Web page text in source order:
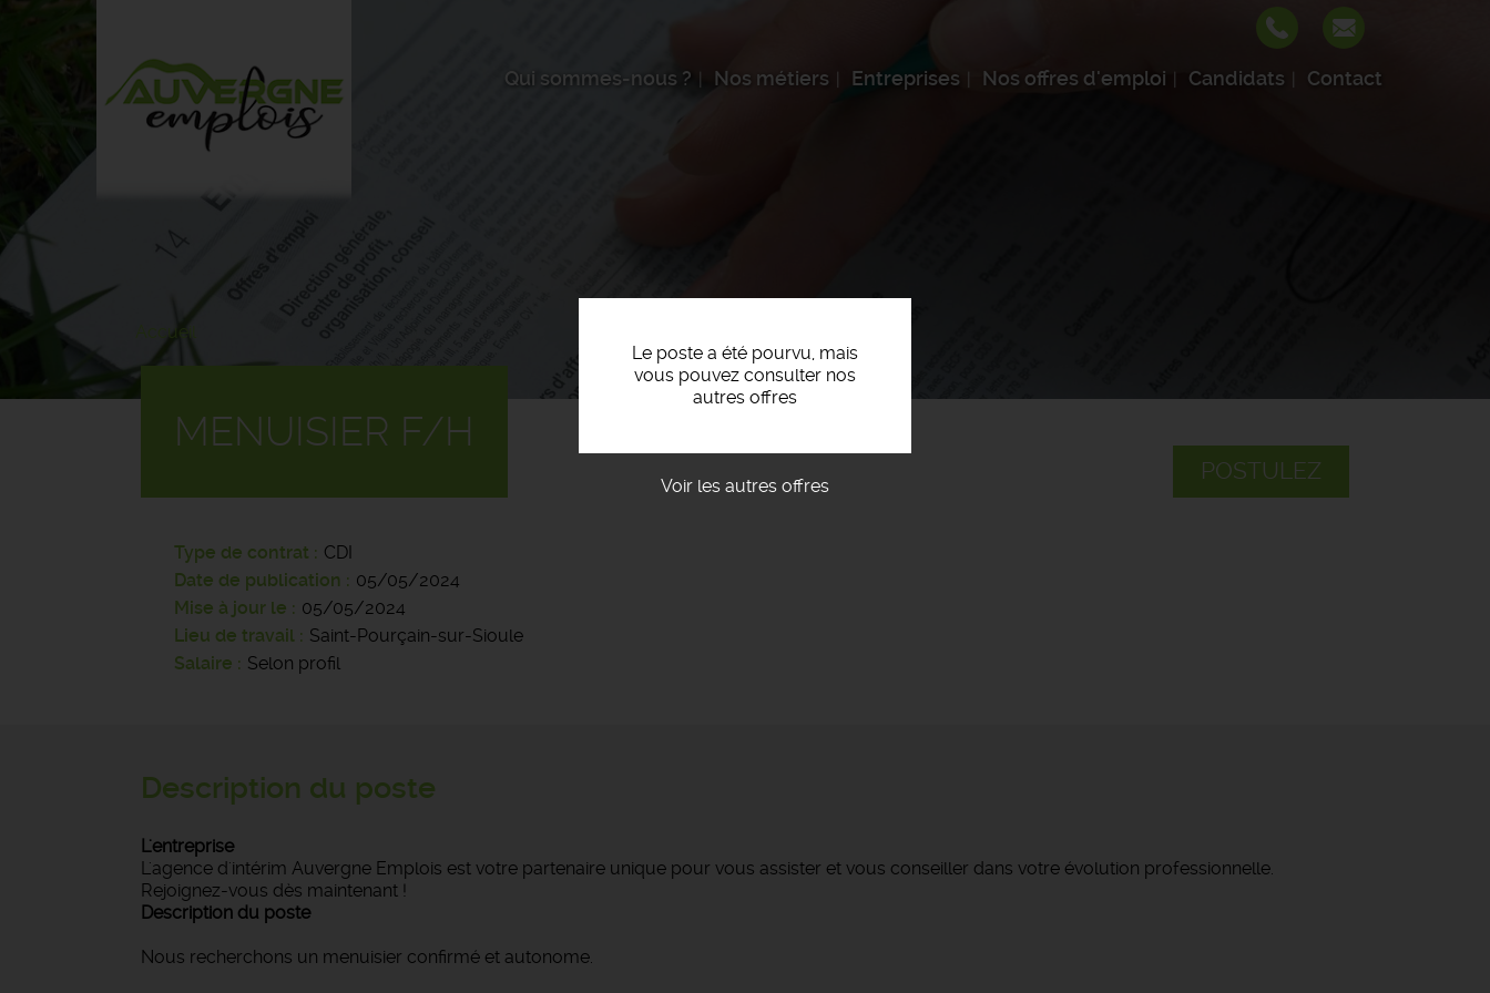
Qui sommes-nous ? Nos métiers Entreprises Nos offres d'emploi Candidats Contact
Accueil
Le poste a été pourvu, mais
vous pouvez consulter nos
autres offres
Voir les autres offres
POSTULEZ
MENUISIER F/H
Type de contrat
CDI
Date de publication
05/05/2024
Mise à jour le
05/05/2024
Lieu de travail
Saint-Pourçain-sur-Sioule
Salaire
Selon profil
Description du poste
L'entreprise
L'agence d'intérim Auvergne Emplois est votre partenaire unique pour vous assister et vous conseiller dans votre évolution professionnelle.
Rejoignez-vous dès maintenant !
Description du poste
Nous recherchons un menuisier confirmé et autonome.